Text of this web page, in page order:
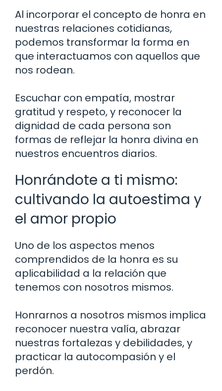
Al incorporar el concepto de honra en
nuestras relaciones cotidianas,
podemos transformar la forma en
que interactuamos con aquellos que
nos rodean.
Escuchar con empatía, mostrar
gratitud y respeto, y reconocer la
dignidad de cada persona son
formas de reflejar la honra divina en
nuestros encuentros diarios.
Honrándote a ti mismo:
cultivando la autoestima y
el amor propio
Uno de los aspectos menos
comprendidos de la honra es su
aplicabilidad a la relación que
tenemos con nosotros mismos.
Honrarnos a nosotros mismos implica
reconocer nuestra valía, abrazar
nuestras fortalezas y debilidades, y
practicar la autocompasión y el
perdón.